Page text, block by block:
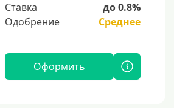
Ставка
до 0.8%
Одобрение
Среднее
Оформить